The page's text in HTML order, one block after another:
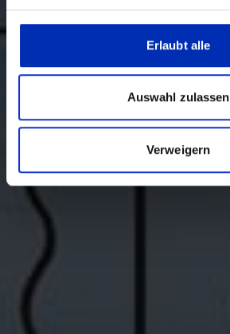
Erlaubt alle
Auswahl zulassen
Verweigern